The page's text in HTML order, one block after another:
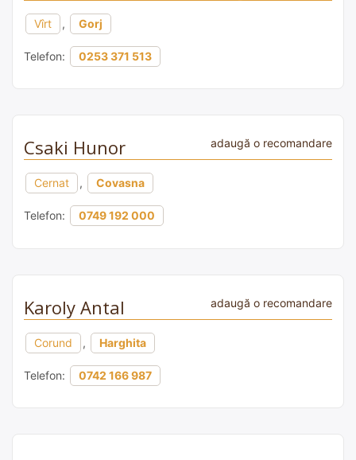
Vîrt , Gorj
Telefon: 0253 371 513
Csaki Hunor adaugă o recomandare
Cernat , Covasna
Telefon: 0749 192 000
Karoly Antal adaugă o recomandare
Corund , Harghita
Telefon: 0742 166 987